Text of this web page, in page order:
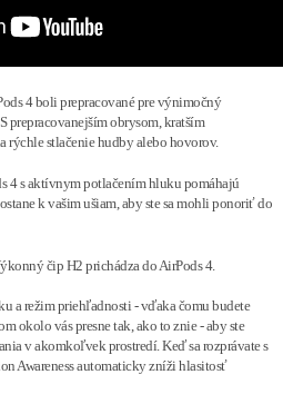
4 boli prepracované pre výnimočný
prepracovanejším obrysom, kratším
rýchle stlačenie hudby alebo hovorov.
4 s aktívnym potlačením hluku pomáhajú
k vašim ušiam, aby ste sa mohli ponoriť do
čip H2 prichádza do AirPods 4.
a režim priehľadnosti - vďaka čomu budete
okolo vás presne tak, ako to znie - aby ste
v akomkoľvek prostredí. Keď sa rozprávate s
Awareness automaticky zníži hlasitosť